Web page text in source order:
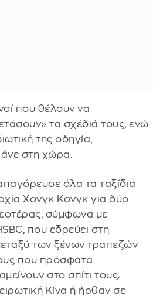
που θέλουν να
τα σχέδιά τους, ενώ
της οδηγία,
στη χώρα.
όλα τα ταξίδια
Χονγκ Κονγκ για δύο
σύμφωνα με
που εδρεύει στη
των ξένων τραπεζών
που πρόσφατα
στο σπίτι τους.
Κίνα ή ήρθαν σε